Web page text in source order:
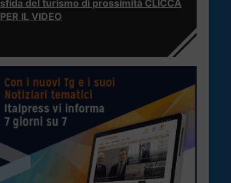
sfida del turismo di prossimità CLICCA
PER IL VIDEO